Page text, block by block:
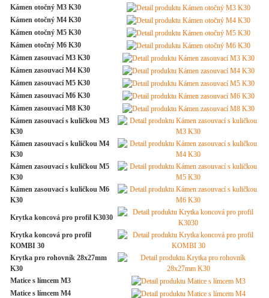
Kámen otočný M3 K30
Kámen otočný M4 K30
Kámen otočný M5 K30
Kámen otočný M6 K30
Kámen zasouvací M3 K30
Kámen zasouvací M4 K30
Kámen zasouvací M5 K30
Kámen zasouvací M6 K30
Kámen zasouvací M8 K30
Kámen zasouvací s kuličkou M3
K30
Kámen zasouvací s kuličkou M4
K30
Kámen zasouvací s kuličkou M5
K30
Kámen zasouvací s kuličkou M6
K30
Krytka koncová pro profil K3030
Krytka koncová pro profil
KOMBI 30
Krytka pro rohovník 28x27mm
K30
Matice s límcem M3
Matice s límcem M4